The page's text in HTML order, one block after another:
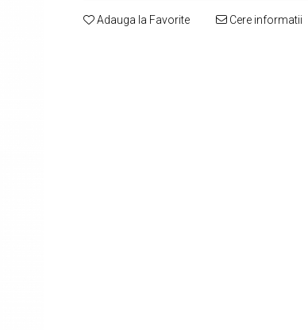
Adauga la Favorite Cere informatii